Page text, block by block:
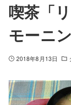
喫茶「
モーニン
2018年8月13日